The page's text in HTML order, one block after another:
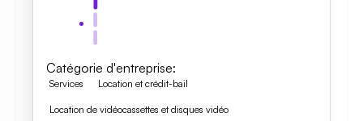
Catégorie d'entreprise:
Services Location et crédit-bail
Location de vidéocassettes et disques vidéo